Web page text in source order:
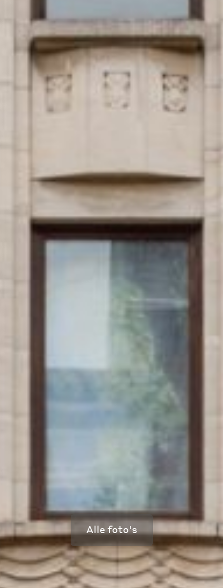
Alle foto's